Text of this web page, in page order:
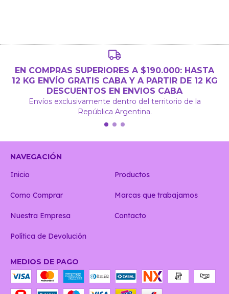
EN COMPRAS SUPERIORES A $190.000: HASTA
12 KG ENVÍO GRATIS CABA Y A PARTIR DE 12 KG
DESCUENTOS EN ENVIOS CABA
Envíos exclusivamente dentro del territorio de la
República Argentina.
NAVEGACIÓN
Inicio
Productos
Como Comprar Marcas que trabajamos
Nuestra Empresa Contacto
Política de Devolución
MEDIOS DE PAGO